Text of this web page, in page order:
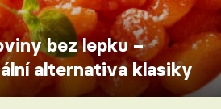
bez lepku –
alternativa klasiky